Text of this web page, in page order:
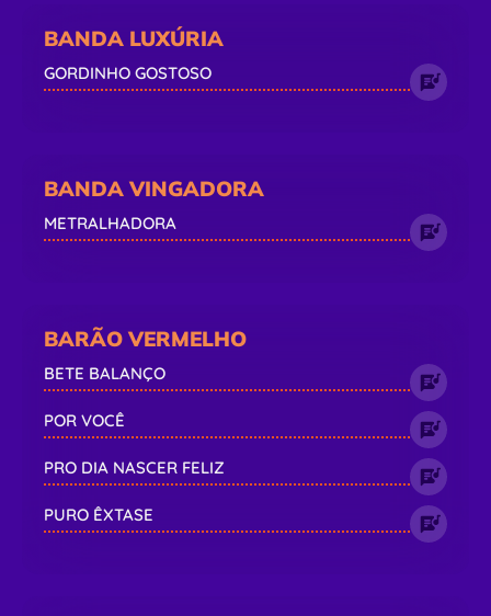
BANDA LUXÚRIA
GORDINHO GOSTOSO
BANDA VINGADORA
METRALHADORA
BARÃO VERMELHO
BETE BALANÇO
POR VOCÊ
PRO DIA NASCER FELIZ
PURO ÊXTASE